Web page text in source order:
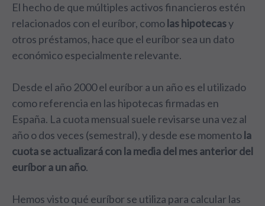
El hecho de que múltiples activos financieros estén
relacionados con el euríbor, comolas hipotecasy
otros préstamos, hace que el euríbor sea un dato
económico especialmente relevante.
Desde el año 2000 el euríbor a un año es el utilizado
como referencia en las hipotecas firmadas en
España. La cuota mensual suele revisarse una vez al
año o dos veces (semestral), y desde ese momentola
cuota se actualizará con la media del mes anterior del
euríbor a un año.
Hemos visto qué euríbor se utiliza para calcular las